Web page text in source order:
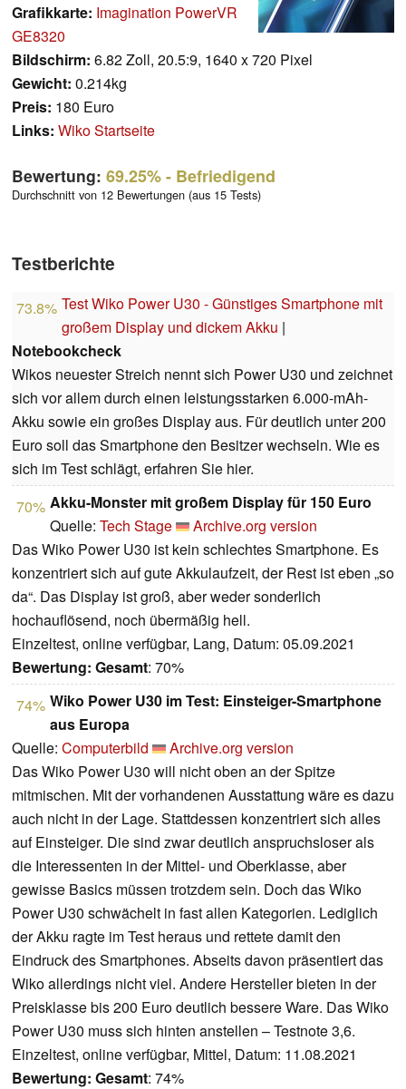
Grafikkarte: Imagination PowerVR
GE8320
Bildschirm: 6.82 Zoll, 20.5:9, 1640 x 720 Pixel
Gewicht: 0.214kg
Preis: 180 Euro
Links: Wiko Startseite
Bewertung: 69.25%- Befriedigend
Durchschnitt von 12 Bewertungen (aus 15 Tests)
Testberichte
73.8% Test Wiko Power U30 - Günstiges Smartphone mit
großem Display und dickem Akku |
Notebookcheck
Wikos neuester Streich nennt sich Power U30 und zeichnet
sich vor allem durch einen leistungsstarken 6.000-mAh-
Akku sowie ein großes Display aus. Für deutlich unter 200
Euro soll das Smartphone den Besitzer wechseln. Wie es
sich im Test schlägt, erfahren Sie hier.
70% Akku-Monster mit großem Display für 150 Euro
Quelle: Tech Stage
Archive.org version
Das Wiko Power U30 ist kein schlechtes Smartphone. Es
konzentriert sich auf gute Akkulaufzeit, der Rest ist eben „so
da“. Das Display ist groß, aber weder sonderlich
hochauflösend, noch übermäßig hell.
Einzeltest, online verfügbar, Lang, Datum: 05.09.2021
Bewertung: Gesamt: 70%
74% Wiko Power U30 im Test: Einsteiger-Smartphone
aus Europa
Quelle: Computerbild
Archive.org version
Das Wiko Power U30 will nicht oben an der Spitze
mitmischen. Mit der vorhandenen Ausstattung wäre es dazu
auch nicht in der Lage. Stattdessen konzentriert sich alles
auf Einsteiger. Die sind zwar deutlich anspruchsloser als
die Interessenten in der Mittel- und Oberklasse, aber
gewisse Basics müssen trotzdem sein. Doch das Wiko
Power U30 schwächelt in fast allen Kategorien. Lediglich
der Akku ragte im Test heraus und rettete damit den
Eindruck des Smartphones. Abseits davon präsentiert das
Wiko allerdings nicht viel. Andere Hersteller bieten in der
Preisklasse bis 200 Euro deutlich bessere Ware. Das Wiko
Power U30 muss sich hinten anstellen – Testnote 3,6.
Einzeltest, online verfügbar, Mittel, Datum: 11.08.2021
Bewertung: Gesamt: 74%